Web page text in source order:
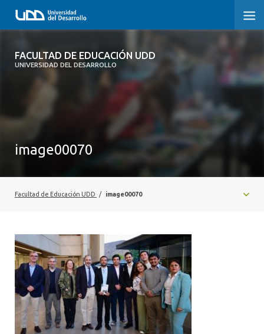
FACULTAD DE EDUCACIÓN UDD
UNIVERSIDAD DEL DESARROLLO
FACULTAD DE EDUCACIÓN UDD
VINCULACIÓN CON EL MEDIO
ALUMNI
image00070
Facultad de Educación UDD / image00070